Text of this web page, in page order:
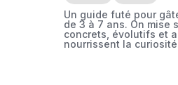
Un guide futé pour
de 3 à 7 ans. On mise
concrets, évolutifs et
nourrissent la